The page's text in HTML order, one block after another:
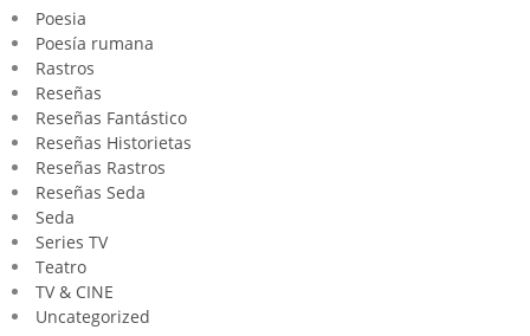
Poesia
Poesía rumana
Rastros
Reseñas
Reseñas Fantástico
Reseñas Historietas
Reseñas Rastros
Reseñas Seda
Seda
Series TV
Teatro
TV & CINE
Uncategorized